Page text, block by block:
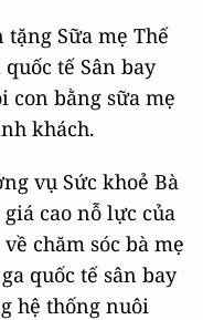
Sữa mẹ Thế
tế Sân bay
con bằng sữa mẹ
khách.
vụ Sức khoẻ Bà
cao nỗ lực của
chăm sóc bà mẹ
quốc tế sân bay
hệ thống nuôi